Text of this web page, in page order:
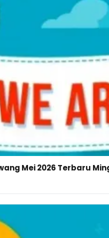
Mei 2026 Terbaru